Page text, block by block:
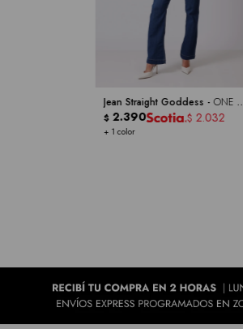
Jean Straight Goddess -ONE 5
ONE
+ 1 color
$ 2.390 $ 2.032